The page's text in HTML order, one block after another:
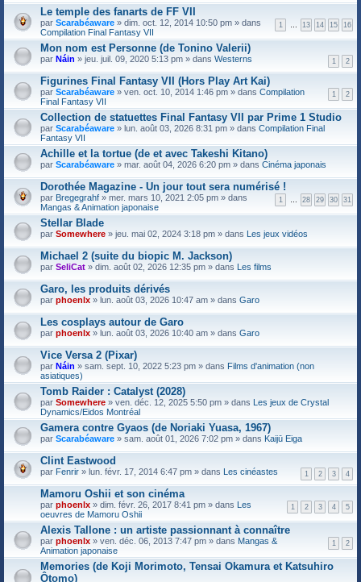
(
s
)
j
o
n
t
(
)
c
i
r
(
s
)
j
o
n
t
(
)
Le temple des fanarts de FF VII
F
c
h
i
r
(
s
)
j
o
n
t
(
)
1 13 14 15 16
par Scarabéaware » dim. oct. 12, 2014 10:50 pm » dans
Compilation Final Fantasy VII
Mon nom est Personne (de Tonino Valerii)
c
h
i
r
(
s
)
j
o
n
t
1 2
par Náin » jeu. juil. 09, 2020 5:13 pm » dans Westerns
Figurines Final Fantasy VII (Hors Play Art Kai)
F
i
c
h
i
r
s
)
j
o
i
n
(
1 2
par Scarabéaware » ven. oct. 10, 2014 1:46 pm » dans Compilation
Final Fantasy VII
Collection de statuettes Final Fantasy VII par Prime 1 Studio
c
(
s
)
n
s
par Scarabéaware » lun. août 03, 2026 8:31 pm » dans Compilation Final
Fantasy VII
Achille et la tortue (de et avec Takeshi Kitano)
par Scarabéaware » mar. août 04, 2026 6:20 pm » dans Cinéma japonais
Dorothée Magazine - Un jour tout sera numérisé !
1 28 29 30 31
par Bregegrahf » mer. mars 10, 2021 2:05 pm » dans
Mangas & Animation japonaise
Stellar Blade
par Somewhere » jeu. mai 02, 2024 3:18 pm » dans Les jeux vidéos
Michael 2 (suite du biopic M. Jackson)
par SeliCat » dim. août 02, 2026 12:35 pm » dans Les films
Garo, les produits dérivés
par phoenlx » lun. août 03, 2026 10:47 am » dans Garo
Les cosplays autour de Garo
par phoenlx » lun. août 03, 2026 10:40 am » dans Garo
Vice Versa 2 (Pixar)
par Náin » sam. sept. 10, 2022 5:23 pm » dans Films d'animation (non
asiatiques)
Tomb Raider : Catalyst (2028)
par Somewhere » ven. déc. 12, 2025 5:50 pm » dans Les jeux de Crystal
Dynamics/Eidos Montréal
Gamera contre Gyaos (de Noriaki Yuasa, 1967)
F
c
e
)
j
n
t
par Scarabéaware » sam. août 01, 2026 7:02 pm » dans Kaijū Eiga
Clint Eastwood
F
c
h
i
e
r
(
s
)
j
o
1 2 3 4
par Fenrir » lun. févr. 17, 2014 6:47 pm » dans Les cinéastes
Mamoru Oshii et son cinéma
1 2 3 4 5
par phoenlx » dim. févr. 26, 2017 8:41 pm » dans Les
oeuvres de Mamoru Oshii
Alexis Tallone : un artiste passionnant à connaître
1 2
par phoenlx » ven. déc. 06, 2013 7:47 pm » dans Mangas &
Animation japonaise
Memories (de Koji Morimoto, Tensai Okamura et Katsuhiro
Ôtomo)